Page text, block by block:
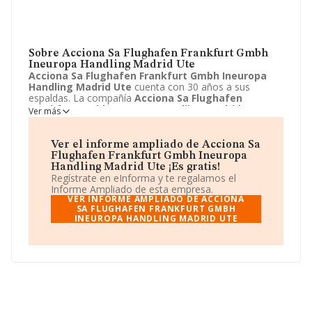
Sobre Acciona Sa Flughafen Frankfurt Gmbh
Ineuropa Handling Madrid Ute
Acciona Sa Flughafen Frankfurt Gmbh Ineuropa
Handling Madrid Ute cuenta con 30 años a sus
espaldas. La compañía Acciona Sa Flughafen
Frankfurt Gmbh Ineuropa Handling Madrid Ute
está localizada en Lugar Aeropuerto de Barajas-madrid,
Actividades auxiliares del transporte aéreo.Acciona Sa
Flughafen Frankfurt Gmbh Ineuropa Handling
Madrid Utetiene un modelo de sociedad Unión
temporal de empresas.
Ver más
Ver el informe ampliado de Acciona Sa
Flughafen Frankfurt Gmbh Ineuropa
Handling Madrid Ute ¡Es gratis!
Regístrate en eInforma y te regalamos el
Informe Ampliado de esta empresa.
VER INFORME AMPLIADO DE ACCIONA
SA FLUGHAFEN FRANKFURT GMBH
INEUROPA HANDLING MADRID UTE